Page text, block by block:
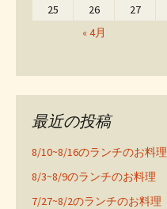
« 4月
25
26 27
最近の投稿
8/10~8/16のランチのお料理
8/3~8/9のランチのお料理
7/27~8/2のランチのお料理